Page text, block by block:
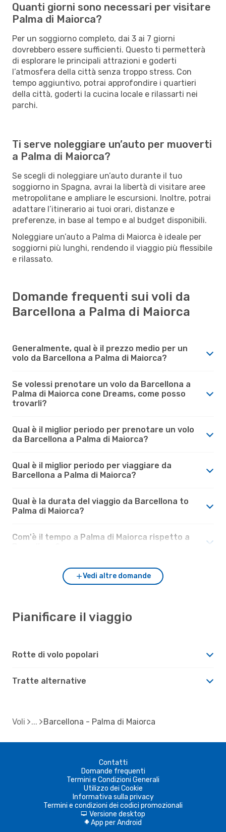
Quanti giorni sono necessari per visitare
Palma di Maiorca?
Per un soggiorno completo, dai 3 ai 7 giorni
dovrebbero essere sufficienti. Questo ti permetterà
di esplorare le principali attrazioni e goderti
l’atmosfera della città senza troppo stress. Con
tempo aggiuntivo, potrai approfondire i quartieri
della città, goderti la cucina locale e rilassarti nei
parchi.
Ti serve noleggiare un’auto per muoverti
a Palma di Maiorca?
Se scegli di noleggiare un’auto durante il tuo
soggiorno in Spagna, avrai la libertà di visitare aree
metropolitane e ampliare le escursioni. Inoltre, potrai
adattare l’itinerario ai tuoi orari, distanze e
preferenze, in base al tempo e al budget disponibili.
Noleggiare un’auto a Palma di Maiorca è ideale per
soggiorni più lunghi, rendendo il viaggio più flessibile
e rilassato.
Domande frequenti sui voli da
Barcellona a Palma di Maiorca
Generalmente, qual è il prezzo medio per un
volo da Barcellona a Palma di Maiorca?
Se volessi prenotare un volo da Barcellona a
Palma di Maiorca cone Dreams, come posso
trovarli?
Qual è il miglior periodo per prenotare un volo
da Barcellona a Palma di Maiorca?
Qual è il miglior periodo per viaggiare da
Barcellona a Palma di Maiorca?
Qual è la durata del viaggio da Barcellona to
Palma di Maiorca?
Com'è il tempo a Palma di Maiorca rispetto a
Vedi altre domande
Pianificare il viaggio
Rotte di volo popolari
Tratte alternative
Voli Barcellona - Palma di Maiorca
Contatti
Domande frequenti
Termini e Condizioni Generali
Utilizzo dei Cookie
Informativa sulla privacy
Termini e condizioni dei codici promozionali
d Versione desktop
A App per Android